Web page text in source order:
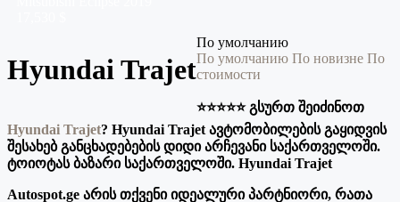
Hyundai Trajet
По умолчанию
По умолчанию По новизне По
стоимости
⭐️⭐️⭐️⭐️⭐️ გსურთ შეიძინოთ
Hyundai Trajet? Hyundai Trajet ავტომობილების გაყიდვის
შესახებ განცხადებების დიდი არჩევანი საქართველოში.
ტოიოტას ბაზარი საქართველოში. Hyundai Trajet
Autospot.ge არის თქვენი იდეალური პარტნიორი, რათა